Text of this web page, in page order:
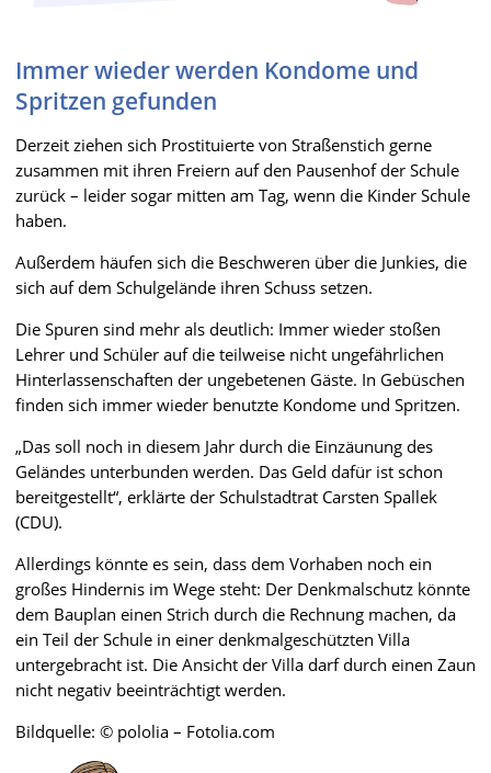
Immer wieder werden Kondome und
Spritzen gefunden
Derzeit ziehen sich Prostituierte von Straßenstich gerne
zusammen mit ihren Freiern auf den Pausenhof der Schule
zurück – leider sogar mitten am Tag, wenn die Kinder Schule
haben.
Außerdem häufen sich die Beschweren über die Junkies, die
sich auf dem Schulgelände ihren Schuss setzen.
Die Spuren sind mehr als deutlich: Immer wieder stoßen
Lehrer und Schüler auf die teilweise nicht ungefährlichen
Hinterlassenschaften der ungebetenen Gäste. In Gebüschen
finden sich immer wieder benutzte Kondome und Spritzen.
„Das soll noch in diesem Jahr durch die Einzäunung des
Geländes unterbunden werden. Das Geld dafür ist schon
bereitgestellt“, erklärte der Schulstadtrat Carsten Spallek
(CDU).
Allerdings könnte es sein, dass dem Vorhaben noch ein
großes Hindernis im Wege steht: Der Denkmalschutz könnte
dem Bauplan einen Strich durch die Rechnung machen, da
ein Teil der Schule in einer denkmalgeschützten Villa
untergebracht ist. Die Ansicht der Villa darf durch einen Zaun
nicht negativ beeinträchtigt werden.
Bildquelle: © pololia – Fotolia.com